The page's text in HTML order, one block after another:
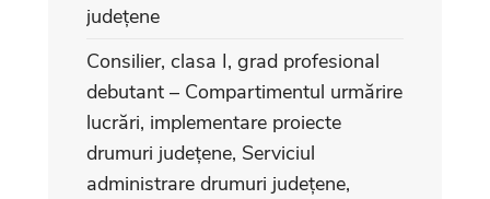
județene
Consilier, clasa I, grad profesional
debutant – Compartimentul urmărire
lucrări, implementare proiecte
drumuri județene, Serviciul
administrare drumuri județene,